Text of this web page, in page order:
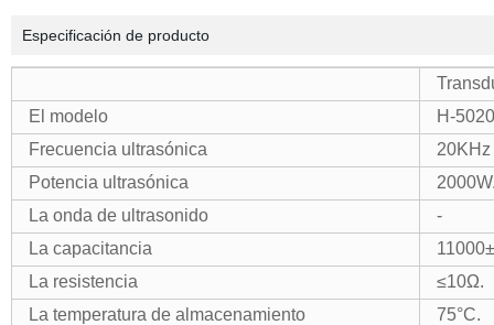
Especificación de producto
El modelo
H-
Frecuencia ultrasónica
Potencia ultrasónica
La onda de ultrasonido
-
La capacitancia
La resistencia
≤10Ω.
La temperatura de almacenamiento
75°C.